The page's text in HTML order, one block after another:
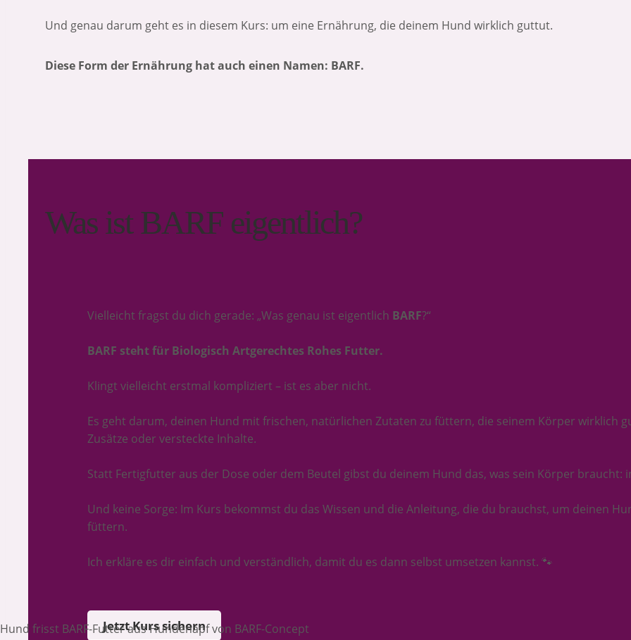
Und genau darum geht es in diesem Kurs: um eine Ernährung, die deinem Hund wirklich guttut.
Diese Form der Ernährung hat auch einen Namen: BARF.
Was ist BARF eigentlich?
Vielleicht fragst du dich gerade: „Was genau ist eigentlich BARF?“
BARF steht für Biologisch Artgerechtes Rohes Futter.
Klingt vielleicht erstmal kompliziert – ist es aber nicht.
Es geht darum, deinen Hund mit frischen, natürlichen Zutaten zu füttern, die seinem Körper wirklich
Zusätze oder versteckte Inhalte.
Statt Fertigfutter aus der Dose oder dem Beutel gibst du deinem Hund das, was sein Körper
Und keine Sorge: Im Kurs bekommst du das Wissen und die Anleitung, die du brauchst, um deinen
füttern.
Ich erkläre es dir einfach und verständlich, damit du es dann selbst umsetzen kannst. 🐾
Jetzt Kurs sichern